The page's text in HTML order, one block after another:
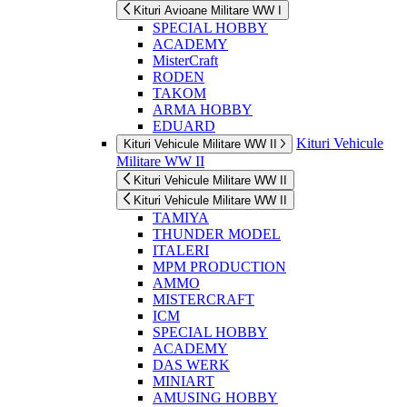
Kituri Avioane Militare WW I
SPECIAL HOBBY
ACADEMY
MisterCraft
RODEN
TAKOM
ARMA HOBBY
EDUARD
Kituri Vehicule Militare WW II
Kituri Vehicule
Militare WW II
Kituri Vehicule Militare WW II
Kituri Vehicule Militare WW II
TAMIYA
THUNDER MODEL
ITALERI
MPM PRODUCTION
AMMO
MISTERCRAFT
ICM
SPECIAL HOBBY
ACADEMY
DAS WERK
MINIART
AMUSING HOBBY